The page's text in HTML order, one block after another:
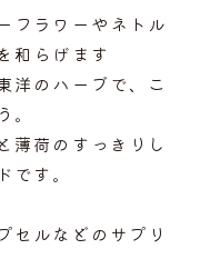
やネトル
和らげます
洋のハーブで、こ
のすっきりし
す。
セルなどのサプリ